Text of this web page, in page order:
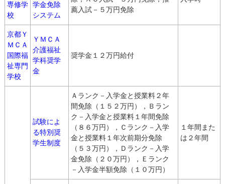
専修学
校
学金免除
システム
薦入試－５万円免除
京都Ｙ
ＭＣＡ
国際福
祉専門
学校
ＹＭＣＡ
介護福祉
学科奨学
金
奨学金１２万円給付
試験によ
る特別奨
学生制度
Ａランク－入学金と授業料２年
間免除（１５２万円），Ｂラン
ク－入学金と授業料１年間免除
（８６万円），Ｃランク－入学
金と授業料１年次前期分免除
（５３万円），Ｄランク－入学
金免除（２０万円），Ｅランク
－入学金半額免除（１０万円）
１年間また
は２年間